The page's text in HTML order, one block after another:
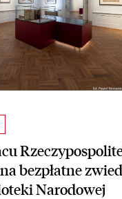
bezpłatne
Narodowej